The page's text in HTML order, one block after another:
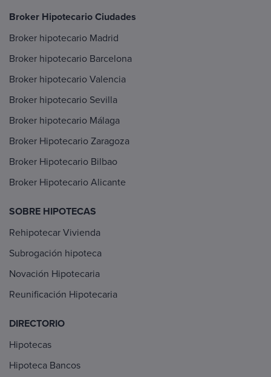
Broker Hipotecario Ciudades
Broker hipotecario Madrid
Broker hipotecario Barcelona
Broker hipotecario Valencia
Broker hipotecario Sevilla
Broker hipotecario Málaga
Broker Hipotecario Zaragoza
Broker Hipotecario Bilbao
Broker Hipotecario Alicante
SOBRE HIPOTECAS
Rehipotecar Vivienda
Subrogación hipoteca
Novación Hipotecaria
Reunificación Hipotecaria
DIRECTORIO
Hipotecas
Hipoteca Bancos